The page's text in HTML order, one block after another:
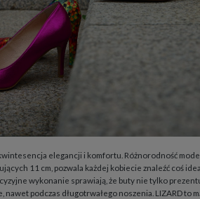
elegancji i komfortu. Różnorodność
11 cm, pozwala każdej kobiecie znaleźć coś
wykonanie sprawiają, że buty nie tylko
nawet podczas długotrwałego noszenia. LIZARD to